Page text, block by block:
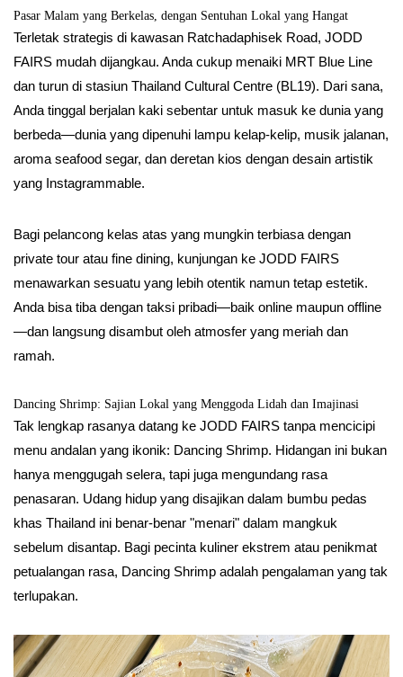
Pasar Malam yang Berkelas, dengan Sentuhan Lokal yang Hangat
Terletak strategis di kawasan Ratchadaphisek Road, JODD
FAIRS mudah dijangkau. Anda cukup menaiki MRT Blue Line
dan turun di stasiun Thailand Cultural Centre (BL19). Dari sana,
Anda tinggal berjalan kaki sebentar untuk masuk ke dunia yang
berbeda—dunia yang dipenuhi lampu kelap-kelip, musik jalanan,
aroma seafood segar, dan deretan kios dengan desain artistik
yang Instagrammable.
Bagi pelancong kelas atas yang mungkin terbiasa dengan
private tour atau fine dining, kunjungan ke JODD FAIRS
menawarkan sesuatu yang lebih otentik namun tetap estetik.
Anda bisa tiba dengan taksi pribadi—baik online maupun offline
—dan langsung disambut oleh atmosfer yang meriah dan
ramah.
Dancing Shrimp: Sajian Lokal yang Menggoda Lidah dan Imajinasi
Tak lengkap rasanya datang ke JODD FAIRS tanpa mencicipi
menu andalan yang ikonik: Dancing Shrimp. Hidangan ini bukan
hanya menggugah selera, tapi juga mengundang rasa
penasaran. Udang hidup yang disajikan dalam bumbu pedas
khas Thailand ini benar-benar "menari" dalam mangkuk
sebelum disantap. Bagi pecinta kuliner ekstrem atau penikmat
petualangan rasa, Dancing Shrimp adalah pengalaman yang tak
terlupakan.